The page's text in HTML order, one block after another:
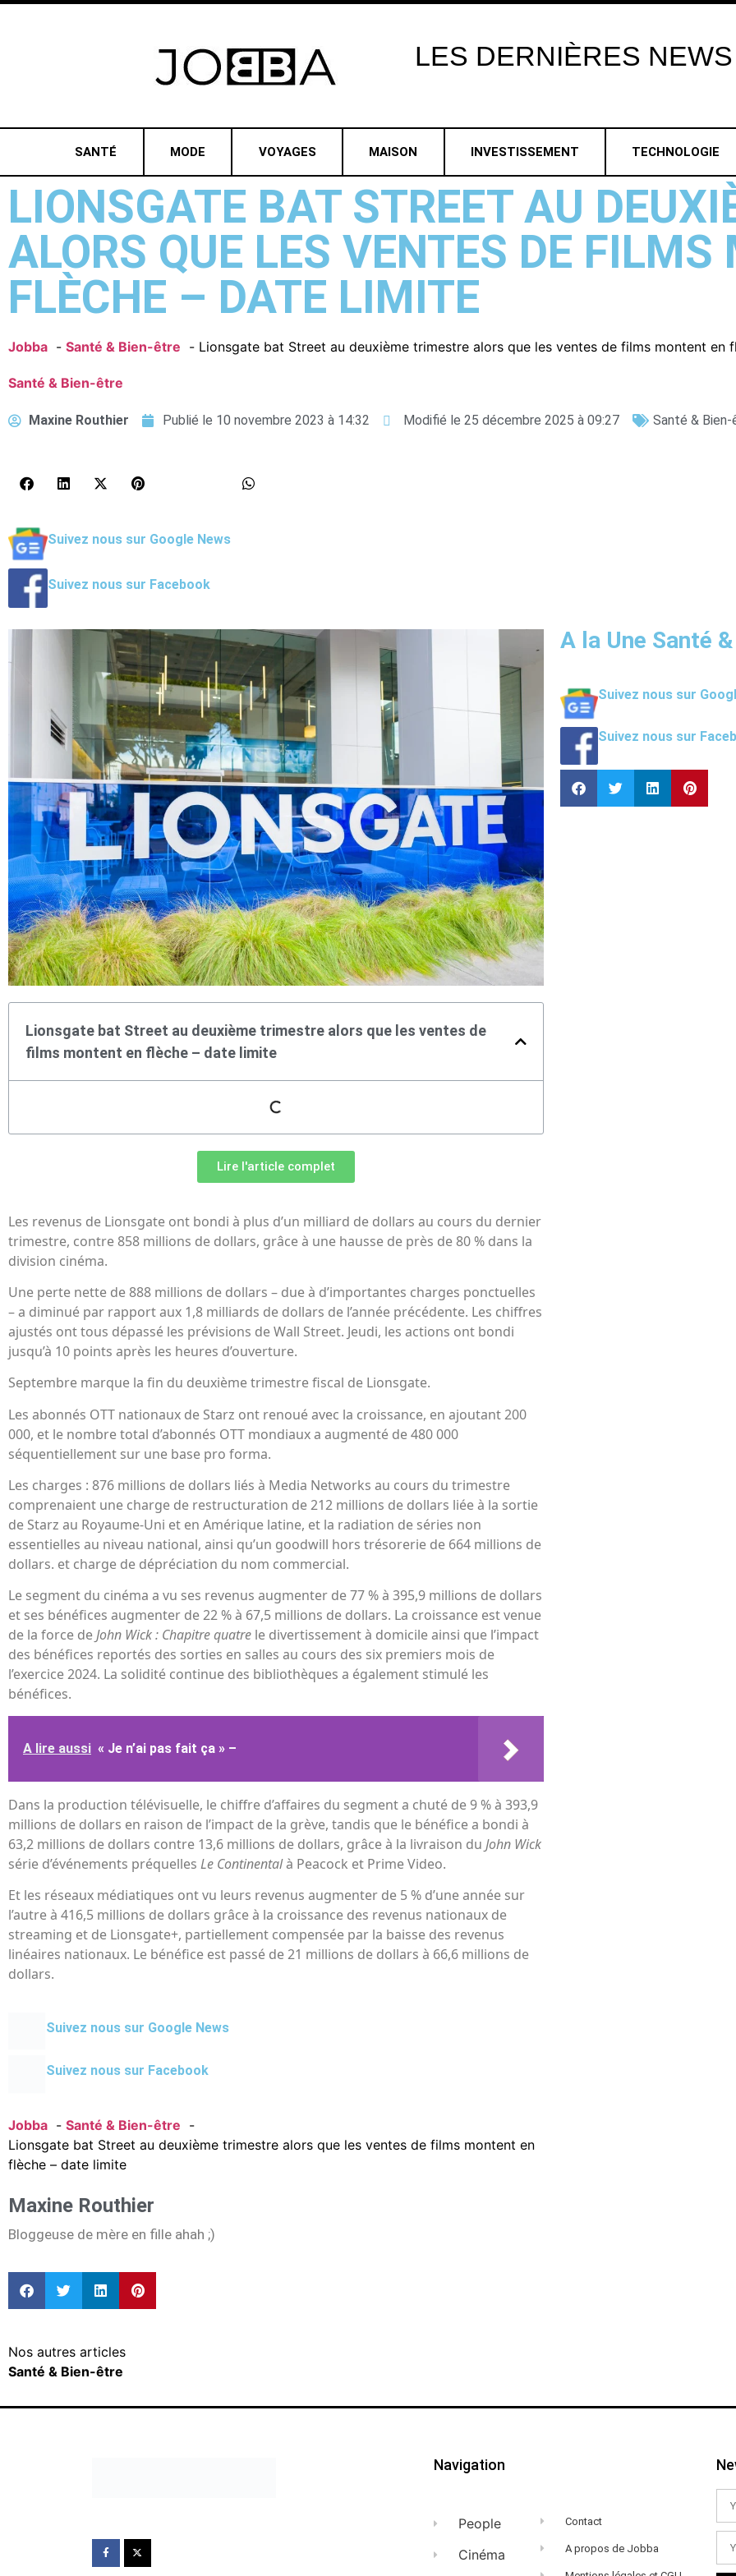
LES DERNIÈRES NEWS
SANTÉ MODE VOYAGES MAISON INVESTISSEMENT TECHNOLOGIE
LIONSGATE BAT STREET AU
ALORS QUE LES VENTES DE FILMS
FLÈCHE – DATE LIMITE
Jobba Santé & Bien-être Lionsgate bat Street au deuxième trimestre alors que les ventes de films montent en
Santé & Bien-être
Maxine Routhier Publié le 10 novembre 2023 à 14:32 Modifié le 25 décembre 2025 à 09:27 Santé &
Suivez nous sur Google News
Suivez nous sur Facebook
Lionsgate bat Street au deuxième trimestre alors que les ventes de
films montent en flèche – date limite
Lire l'article complet
Les revenus de Lionsgate ont bondi à plus d’un milliard de dollars au cours du dernier
trimestre, contre 858 millions de dollars, grâce à une hausse de près de 80 % dans la
division cinéma.
Une perte nette de 888 millions de dollars – due à d’importantes charges ponctuelles
– a diminué par rapport aux 1,8 milliards de dollars de l’année précédente. Les chiffres
ajustés ont tous dépassé les prévisions de Wall Street. Jeudi, les actions ont bondi
jusqu’à 10 points après les heures d’ouverture.
Septembre marque la fin du deuxième trimestre fiscal de Lionsgate.
Les abonnés OTT nationaux de Starz ont renoué avec la croissance, en ajoutant 200
000, et le nombre total d’abonnés OTT mondiaux a augmenté de 480 000
séquentiellement sur une base pro forma.
Les charges : 876 millions de dollars liés à Media Networks au cours du trimestre
comprenaient une charge de restructuration de 212 millions de dollars liée à la sortie
de Starz au Royaume-Uni et en Amérique latine, et la radiation de séries non
essentielles au niveau national, ainsi qu’un goodwill hors trésorerie de 664 millions de
dollars. et charge de dépréciation du nom commercial.
Le segment du cinéma a vu ses revenus augmenter de 77 % à 395,9 millions de dollars
et ses bénéfices augmenter de 22 % à 67,5 millions de dollars. La croissance est venue
de la force deJohn Wick : Chapitre quatre le divertissement à domicile ainsi que l’impact
des bénéfices reportés des sorties en salles au cours des six premiers mois de
l’exercice 2024. La solidité continue des bibliothèques a également stimulé les
bénéfices.
A lire aussi « Je n’ai pas fait ça » –
Dans la production télévisuelle, le chiffre d’affaires du segment a chuté de 9 % à 393,9
millions de dollars en raison de l’impact de la grève, tandis que le bénéfice a bondi à
63,2 millions de dollars contre 13,6 millions de dollars, grâce à la livraison du John Wick
série d’événements préquelles Le Continentalà Peacock et Prime Video.
Et les réseaux médiatiques ont vu leurs revenus augmenter de 5 % d’une année sur
l’autre à 416,5 millions de dollars grâce à la croissance des revenus nationaux de
streaming et de Lionsgate+, partiellement compensée par la baisse des revenus
linéaires nationaux. Le bénéfice est passé de 21 millions de dollars à 66,6 millions de
dollars.
Suivez nous sur Google News
Suivez nous sur Facebook
Jobba
Santé & Bien-être
Lionsgate bat Street au deuxième trimestre alors que les ventes de films montent en
flèche – date limite
Maxine Routhier
Bloggeuse de mère en fille ahah ;)
A la Une Santé
Suivez nous sur
Suivez nous sur
Nos autres articles
Santé & Bien-être
Navigation
People
Cinéma
Contact
A propos de Jobba